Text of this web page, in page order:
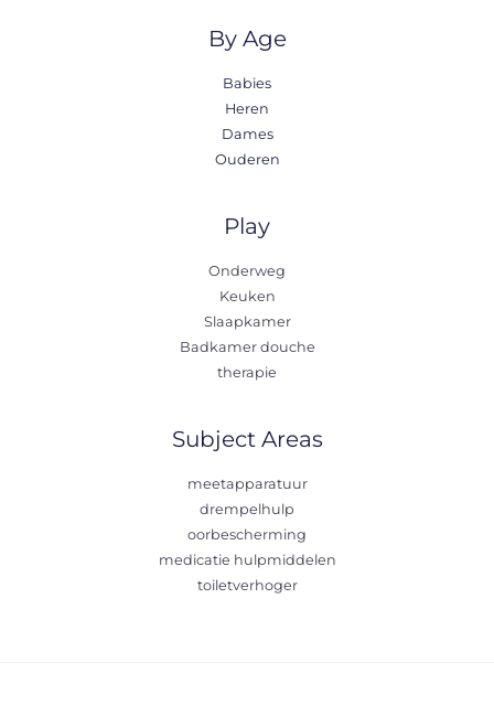
By Age
Babies
Heren
Dames
Ouderen
Play
Onderweg
Keuken
Slaapkamer
Badkamer douche
therapie
Subject Areas
meetapparatuur
drempelhulp
oorbescherming
medicatie hulpmiddelen
toiletverhoger